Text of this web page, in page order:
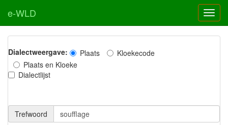
e-WLD
Dialectweergave: Plaats
Kloekecode
Plaats en Kloeke
Dialectlijst
Trefwoord